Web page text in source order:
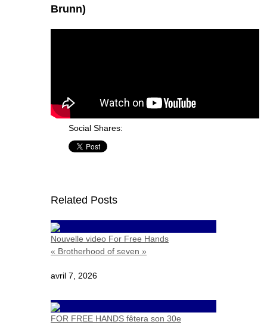
Brunn)
Social Shares:
Related Posts
Nouvelle video For Free Hands
« Brotherhood of seven »
avril 7, 2026
FOR FREE HANDS fêtera son 30e